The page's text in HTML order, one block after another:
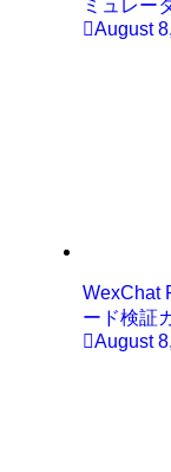
ミュレー
August
WexChat
ード検証
August